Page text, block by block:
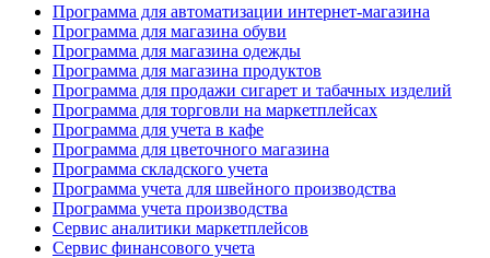
Программа для автоматизации интернет-магазина
Программа для магазина обуви
Программа для магазина одежды
Программа для магазина продуктов
Программа для продажи сигарет и табачных изделий
Программа для торговли на маркетплейсах
Программа для учета в кафе
Программа для цветочного магазина
Программа складского учета
Программа учета для швейного производства
Программа учета производства
Сервис аналитики маркетплейсов
Сервис финансового учета